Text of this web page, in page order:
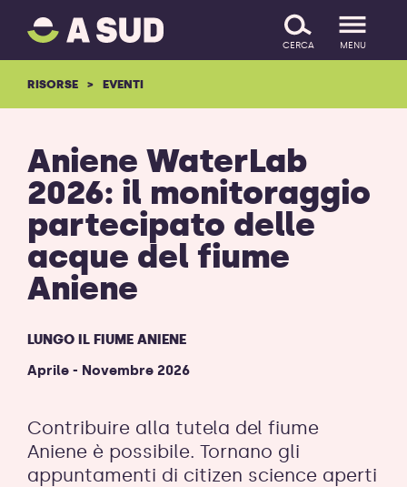
SALTA IL CONTENUTO
A
SUD
logo
ritorna
alla
CERCA MENU
RISORSE EVENTI
Aniene WaterLab
2026: il monitoraggio
partecipato delle
acque del fiume
Aniene
LUNGO IL FIUME ANIENE
Aprile - Novembre 2026
Contribuire alla tutela del fiume
Aniene è possibile. Tornano gli
appuntamenti di citizen science aperti